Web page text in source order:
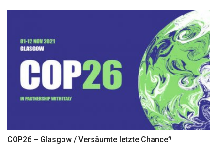
COP26 – Glasgow / Versäumte letzte Chance?